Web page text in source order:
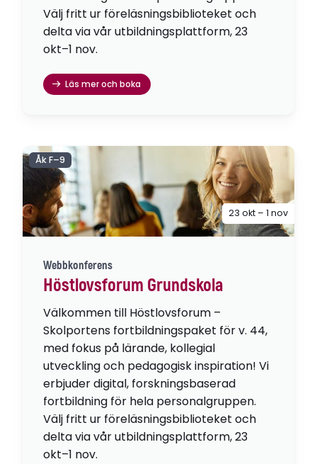
Välj fritt ur föreläsningsbiblioteket och
delta via vår utbildningsplattform, 23
okt–1 nov.
Läs mer och boka
Webbkonferens
Höstlovsforum Grundskola
Välkommen till Höstlovsforum –
Skolportens fortbildningspaket för v. 44,
med fokus på lärande, kollegial
utveckling och pedagogisk inspiration! Vi
erbjuder digital, forskningsbaserad
fortbildning för hela personalgruppen.
Välj fritt ur föreläsningsbiblioteket och
delta via vår utbildningsplattform, 23
okt–1 nov.
Åk F–9
23 okt – 1 nov